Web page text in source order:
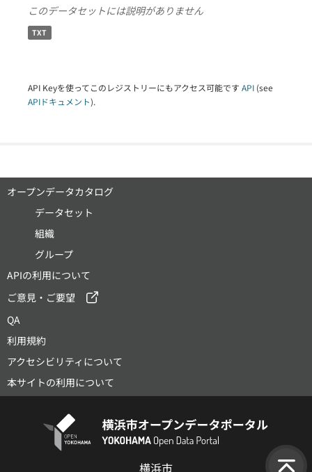
このデータセットには説明がありません
TXT
API Keyを使ってこのレジストリーにもアクセス可能です API (see
APIドキュメント).
オープンデータカタログ
データセット
組織
グループ
APIの利用について
ご意見・ご要望
QA
利用規約
アクセシビリティについて
本サイトの利用について
横浜市